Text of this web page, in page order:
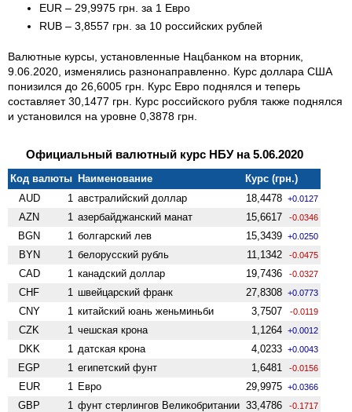
EUR – 29,9975 грн. за 1 Евро
RUB – 3,8557 грн. за 10 российских рублей
Валютные курсы, установленные Нацбанком на вторник,
9.06.2020, изменялись разнонаправленно. Курс доллара США
понизился до 26,6005 грн. Курс Евро поднялся и теперь
составляет 30,1477 грн. Курс российского рубля также поднялся
и установился на уровне 0,3878 грн.
Официальный валютный курс НБУ на 5.06.2020
Код валюты Наименование
Курс (грн.)
AUD
1 австралийский доллар 18,4478 +0.0127
AZN 1 азербайджанский манат 15,6617 -0.0346
BGN 1 болгарский лев 15,3439 +0.0250
BYN 1 белорусский рубль 11,1342 -0.0475
CAD 1 канадский доллар 19,7436 -0.0327
CHF 1 швейцарский франк 27,8308 +0.0773
CNY 1 китайский юань женьминьби 3,7507 -0.0119
CZK 1 чешская крона 1,1264 +0.0012
DKK 1 датская крона 4,0233 +0.0043
EGP 1 египетский фунт 1,6481 -0.0156
EUR 1 Евро 29,9975 +0.0366
GBP 1 фунт стерлингов Велико­британии 33,4786 -0.1717